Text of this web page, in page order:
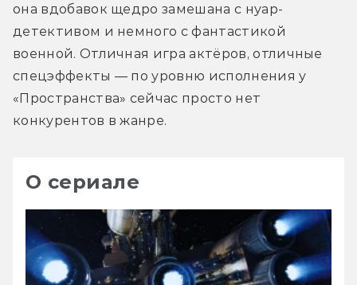
она вдобавок щедро замешана с нуар-
детективом и немного с фантастикой
военной. Отличная игра актёров, отличные
спецэффекты — по уровню исполнения у
«Пространства» сейчас просто нет
конкурентов в жанре.
О сериале